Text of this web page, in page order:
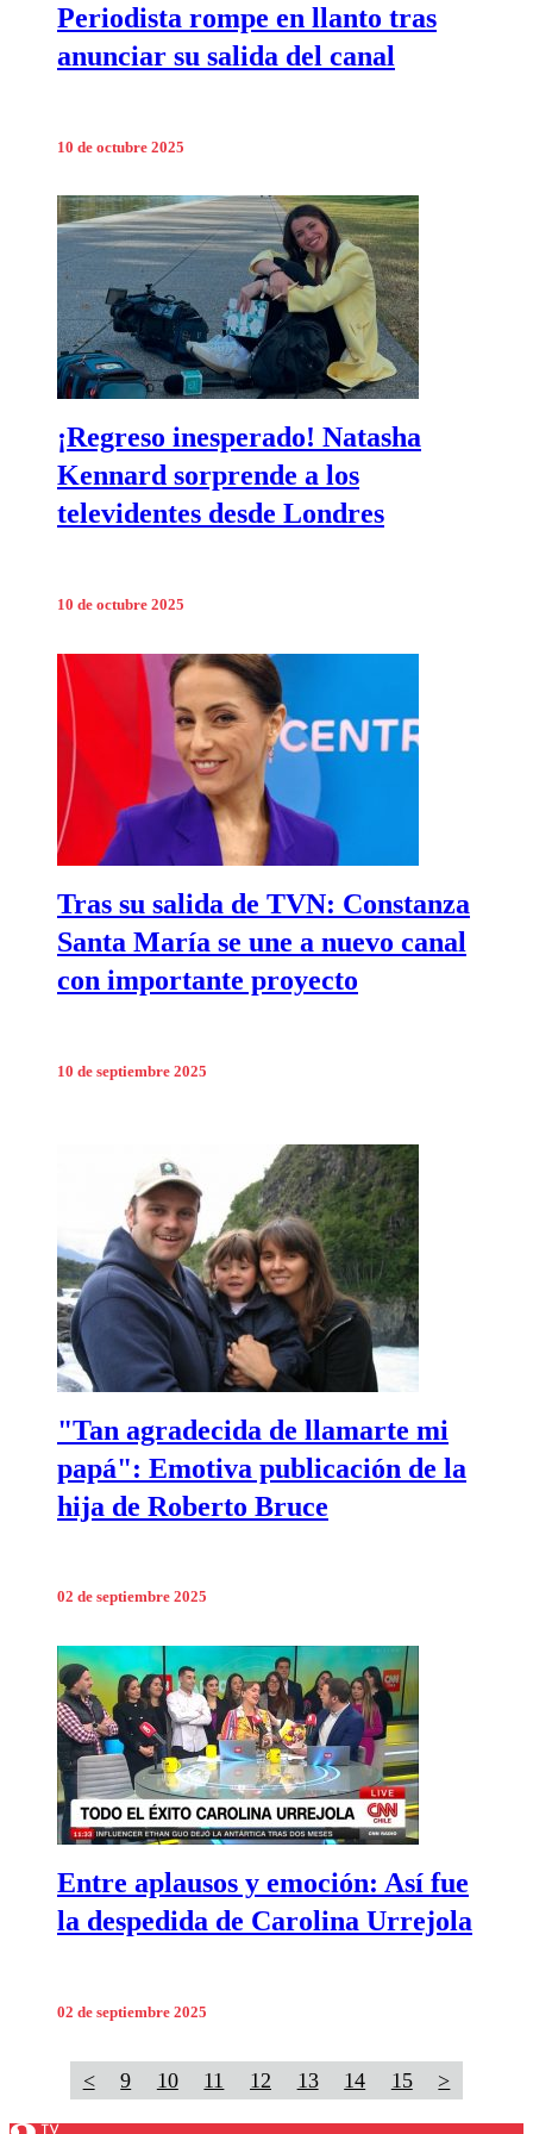
Periodista rompe en llanto tras
anunciar su salida del canal
10 de octubre 2025
¡Regreso inesperado! Natasha
Kennard sorprende a los
televidentes desde Londres
10 de octubre 2025
Tras su salida de TVN: Constanza
Santa María se une a nuevo canal
con importante proyecto
10 de septiembre 2025
"Tan agradecida de llamarte mi
papá": Emotiva publicación de la
hija de Roberto Bruce
02 de septiembre 2025
Entre aplausos y emoción: Así fue
la despedida de Carolina Urrejola
02 de septiembre 2025
< 9 10 11 12 13 14 15 >